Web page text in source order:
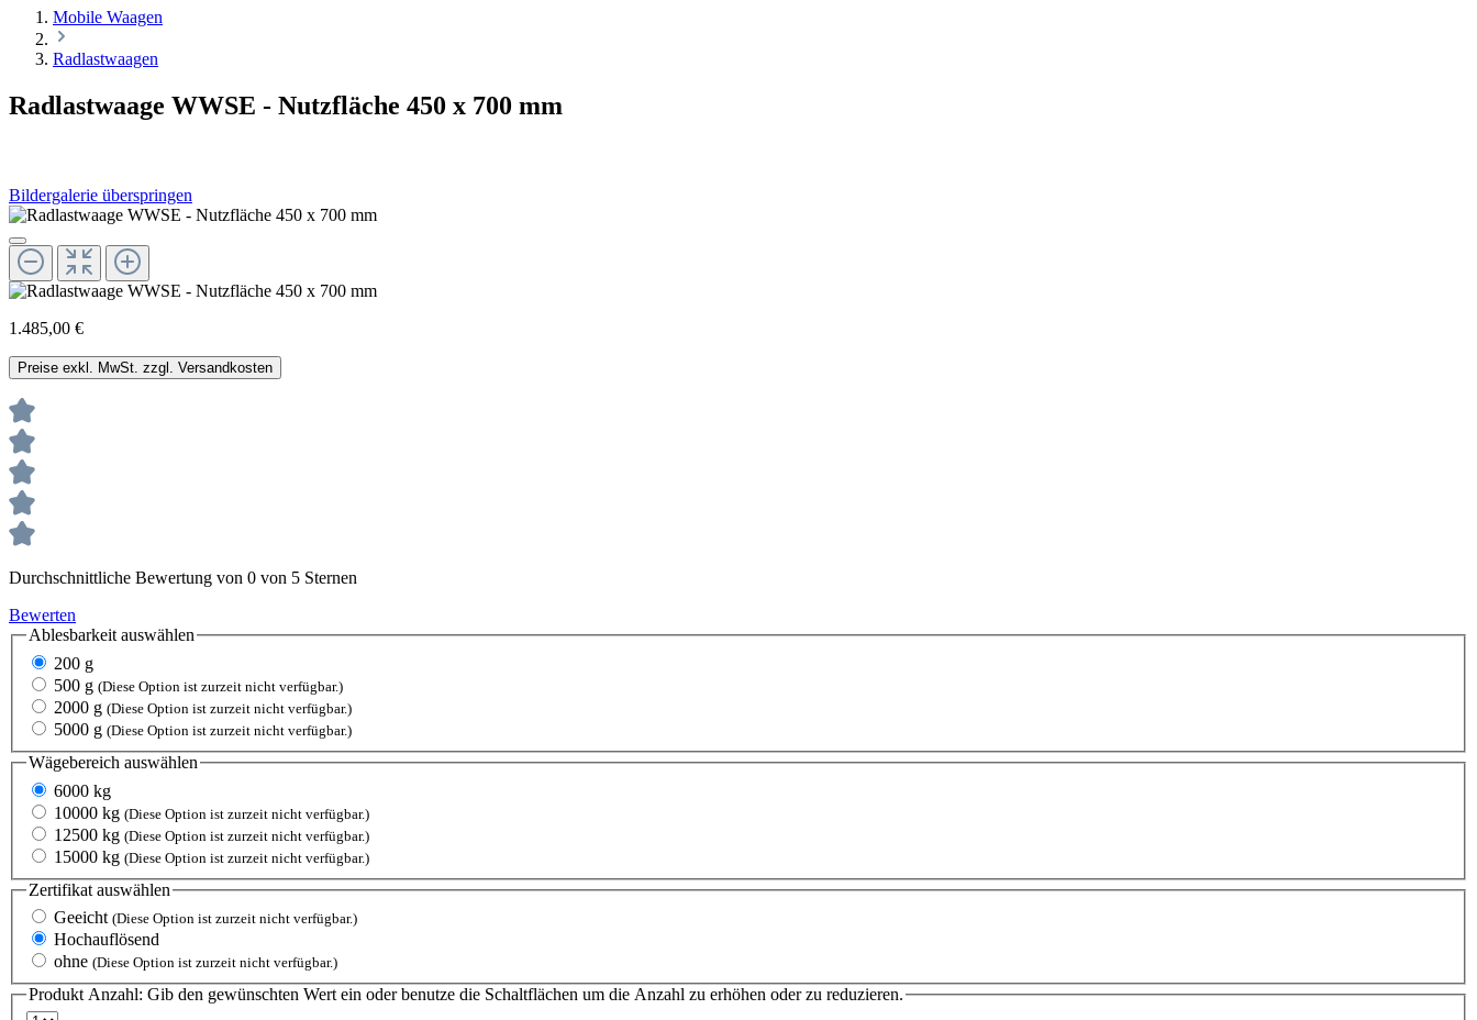
Mobile Waagen
Radlastwaagen
Radlastwaage WWSE - Nutzfläche 450 x 700 mm
Bildergalerie überspringen
1.485,00 €
Preise exkl. MwSt. zzgl. Versandkosten
Durchschnittliche Bewertung von 0 von 5 Sternen
Bewerten
Ablesbarkeitauswählen
200 g
500 g (Diese Option ist zurzeit nicht verfügbar.)
2000 g (Diese Option ist zurzeit nicht verfügbar.)
5000 g (Diese Option ist zurzeit nicht verfügbar.)
Wägebereich auswählen
6000 kg
10000 kg (Diese Option ist zurzeit nicht verfügbar.)
12500 kg (Diese Option ist zurzeit nicht verfügbar.)
15000 kg (Diese Option ist zurzeit nicht verfügbar.)
Zertifikat auswählen
Geeicht (Diese Option ist zurzeit nicht verfügbar.)
Hochauflösend
ohne (Diese Option ist zurzeit nicht verfügbar.)
Produkt Anzahl: Gib den gewünschten Wert ein oder benutze die Schaltflächen um die Anzahl zu erhöhen oder zu reduzieren.